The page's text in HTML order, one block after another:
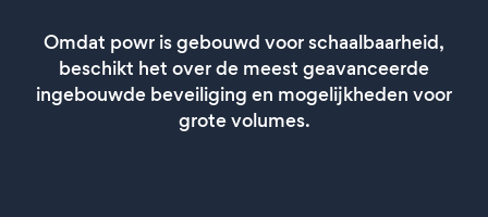
Omdat powr is gebouwd voor schaalbaarheid,
beschikt het over de meest geavanceerde
ingebouwde beveiliging en mogelijkheden voor
grote volumes.